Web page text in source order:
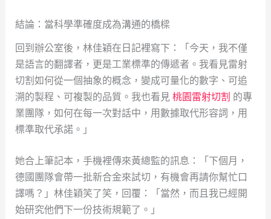
結論：當科學準確度成為溝通的橋樑
回到辦公室後，林佳穎在日記裡寫下：「今天，我不僅
是語言的翻譯者，更是工業標準的傳遞者。我看見雷射
切割如何從一個抽象的概念，變成可量化的數字、可追
溯的製程、可複製的品質。我也看見桃園雷射切割 的專
業團隊，如何在每一次對話中，用數據取代形容詞，用
標準取代承諾。」
她合上筆記本，手機裡傳來黃總監的訊息：「下個月，
德國團隊會帶一批新合金來試切，有機會再請你幫忙口
譯嗎？」林佳穎笑了笑，回覆：「當然，而且我已經開
始研究他們下一份技術規範了。」